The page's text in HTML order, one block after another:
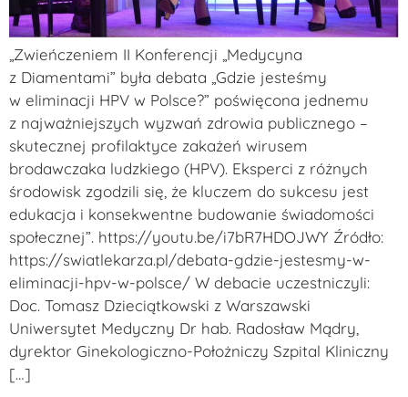
„Zwieńczeniem II Konferencji „Medycyna
z Diamentami” była debata „Gdzie jesteśmy
w eliminacji HPV w Polsce?” poświęcona jednemu
z najważniejszych wyzwań zdrowia publicznego –
skutecznej profilaktyce zakażeń wirusem
brodawczaka ludzkiego (HPV). Eksperci z różnych
środowisk zgodzili się, że kluczem do sukcesu jest
edukacja i konsekwentne budowanie świadomości
społecznej”. https://youtu.be/i7bR7HDOJWY Źródło:
https://swiatlekarza.pl/debata-gdzie-jestesmy-w-
eliminacji-hpv-w-polsce/ W debacie uczestniczyli:
Doc. Tomasz Dzieciątkowski z Warszawski
Uniwersytet Medyczny Dr hab. Radosław Mądry,
dyrektor Ginekologiczno-Położniczy Szpital Kliniczny
[…]